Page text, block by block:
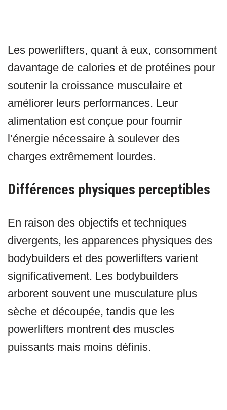
Les powerlifters, quant à eux, consomment
davantage de calories et de protéines pour
soutenir la croissance musculaire et
améliorer leurs performances. Leur
alimentation est conçue pour fournir
l’énergie nécessaire à soulever des
charges extrêmement lourdes.
Différences physiques perceptibles
En raison des objectifs et techniques
divergents, les apparences physiques des
bodybuilders et des powerlifters varient
significativement. Les bodybuilders
arborent souvent une musculature plus
sèche et découpée, tandis que les
powerlifters montrent des muscles
puissants mais moins définis.